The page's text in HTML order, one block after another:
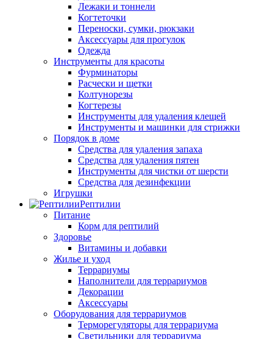
Лежаки и тоннели
Когтеточки
Переноски, сумки, рюкзаки
Аксессуары для прогулок
Одежда
Инструменты для красоты
Фурминаторы
Расчески и щетки
Колтунорезы
Когтерезы
Инструменты для удаления клещей
Инструменты и машинки для стрижки
Порядок в доме
Средства для удаления запаха
Средства для удаления пятен
Инструменты для чистки от шерсти
Средства для дезинфекции
Игрушки
Рептилии
Питание
Корм для рептилий
Здоровье
Витамины и добавки
Жилье и уход
Террариумы
Наполнители для террариумов
Декорации
Аксессуары
Оборудования для террариумов
Терморегуляторы для террариума
Светильники для террариума